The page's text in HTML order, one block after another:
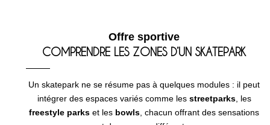
Offre sportive
COMPRENDRE LES ZONES D’UN SKATEPARK
Un skatepark ne se résume pas à quelques modules : il peut
intégrer des espaces variés comme les streetparks, les
freestyle parks et les bowls, chacun offrant des sensations